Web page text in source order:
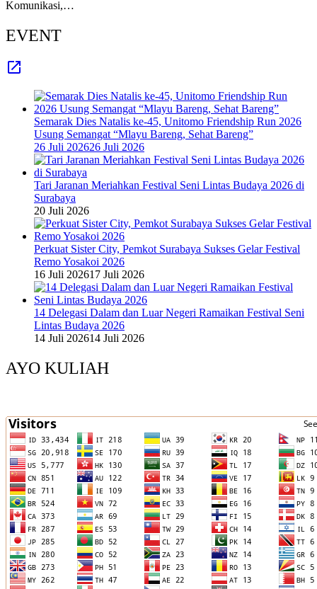
Komunikasi,…
EVENT
Semarak Dies Natalis ke-45, Unitomo Friendship Run 2026
Usung Semangat “Mlayu Bareng, Sehat Bareng”
26 Juli 202626 Juli 2026
Tari Jaranan Meriahkan Festival Seni Lintas Budaya 2026 di
Surabaya
20 Juli 2026
Perkuat Sister City, Pemkot Surabaya Sukses Gelar Festival
Remo Yosakoi 2026
16 Juli 202617 Juli 2026
14 Delegasi Dalam dan Luar Negeri Ramaikan Festival Seni
Lintas Budaya 2026
14 Juli 202614 Juli 2026
AYO KULIAH